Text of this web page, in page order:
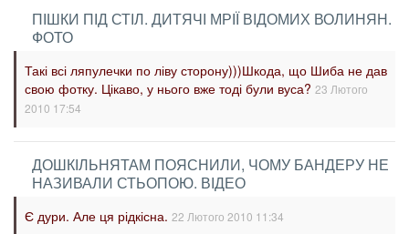
ПІШКИ ПІД СТІЛ. ДИТЯЧІ МРІЇ ВІДОМИХ ВОЛИНЯН.
ФОТО
Такі всі ляпулечки по ліву сторону)))Шкода, що Шиба не дав
свою фотку. Цікаво, у нього вже тоді були вуса? 23 Лютого
2010 17:54
ДОШКІЛЬНЯТАМ ПОЯСНИЛИ, ЧОМУ БАНДЕРУ НЕ
НАЗИВАЛИ СТЬОПОЮ. ВІДЕО
Є дури. Але ця рідкісна. 22 Лютого 2010 11:34